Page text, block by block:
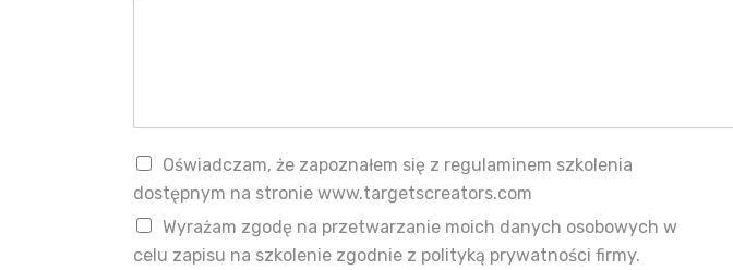
Oświadczam, że zapoznałem się z regulaminem szkolenia
dostępnym na stronie www.targetscreators.com
Wyrażam zgodę na przetwarzanie moich danych osobowych w
celu zapisu na szkolenie zgodnie z polityką prywatności firmy.